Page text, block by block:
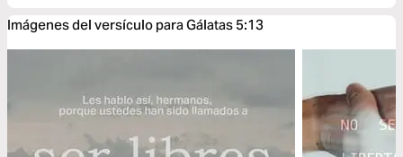
Imágenes del versículo para Gálatas 5:13